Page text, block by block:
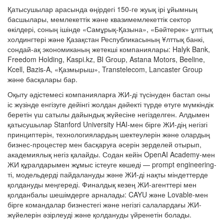
Қатысушылар арасында өңірдегі 150-ге жуық ірі ұйымның
басшылары, мемлекеттік және квазимемлекеттік сектор
өкілдері, соның ішінде «Самұрық-Қазына», «Бәйтерек» ұлттық
холдингтері және Қазақстан Республикасының Ұлттық банкі,
сондай-ақ экономиканың жетекші компаниялары: Halyk Bank,
Freedom Holding, Kaspi.kz, BI Group, Astana Motors, Beeline,
Kcell, Bazis-A, «Қазмырыш», Transtelecom, Lancaster Group
және басқалары бар.
Оқыту әдістемесі компанияларға ЖИ-ді түсінуден бастап оны
іс жүзінде енгізуге дейінгі жолдан дәйекті түрде өтуге мүмкіндік
беретін үш сатылы дайындық жүйесіне негізделген. Алдымен
қатысушылар Stanford University HAI-мен бірге ЖИ-дің негізгі
принциптерін, технологиялардың шектеулерін және олардың
бизнес-процестер мен басқаруға әсерін зерделей отырып,
академиялық негіз қалайды. Содан кейін OpenAI Academy-мен
ЖИ құралдарымен жұмыс істеуге көшеді — prompt engineering-
ті, модельдерді пайдалануды және ЖИ-ді нақты міндеттерде
қолдануды меңгереді. Финалдық кезең ЖИ-агенттері мен
қолданбалы шешімдерге арналады: CAYU және Lovable-мен
бірге командалар бизнестегі және негізгі салалардағы ЖИ-
жүйелерін әзірлеуді және қолдануды үйренетін болады.